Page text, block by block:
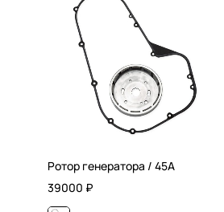
Ротор генератора / 45А
39000 ₽